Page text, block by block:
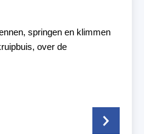
springen en klimmen
over de